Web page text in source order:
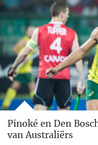
Pinoké en Den
van Australiërs